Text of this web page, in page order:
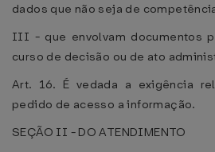
dados que não seja de
III - que envolvam documentos
curso de decisão ou de ato
Art. 16. É vedada a exigência
pedido de acesso a informação.
SEÇÃO II - DO ATENDIMENTO